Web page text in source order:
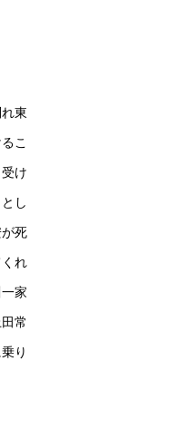
東
こ
け
し
死
れ
家
常
り